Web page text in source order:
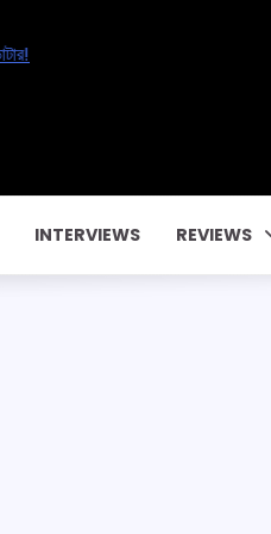
৯০ লক্ষ ভোটার!
কোথায় দাঁড়িয়ে?
সম্পর্ক?
INTERVIEWS REVIEWS